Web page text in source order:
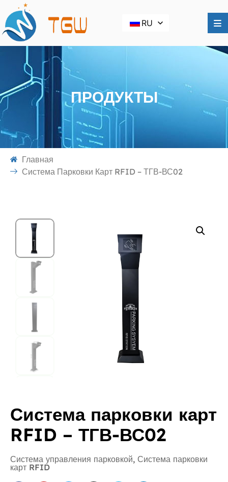
RU
ПРОДУКТЫ
Главная
Система Парковки Карт RFID – ТГВ-ВС02
Система парковки карт
RFID – ТГВ-ВС02
Система управления парковкой, Система парковки
карт RFID